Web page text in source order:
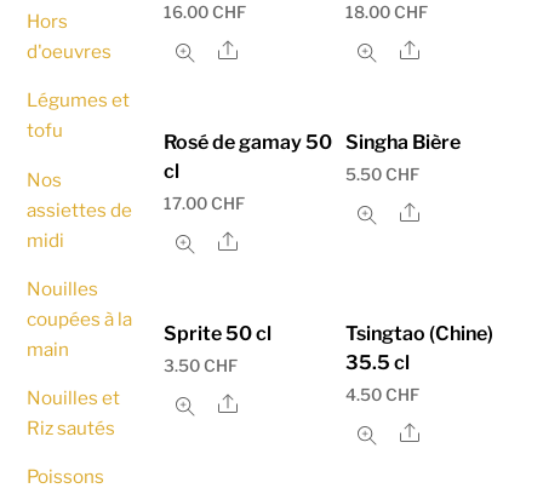
16.00CHF
Share
18.00CHF
Share
Rosé de gamay 50
cl
17.00CHF
Share
Singha Bière
5.50CHF
Share
Sprite 50 cl
3.50CHF
Share
Tsingtao (Chine)
35.5 cl
4.50CHF
Share
Hors
d'oeuvres
Légumes et
tofu
Nos
assiettes de
midi
Nouilles
coupées à la
main
Nouilles et
Riz sautés
Poissons